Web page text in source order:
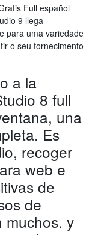
Full español
9 llega
para uma variedade
o seu fornecimento
a la
8 full
una
Es
recoger
web e
de
de
muchos. y